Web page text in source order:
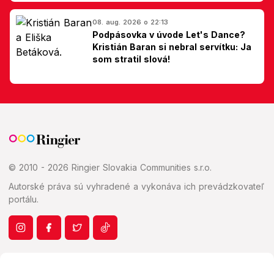
08. aug. 2026 o 22:13
Podpásovka v úvode Let's Dance?
Kristián Baran si nebral servítku: Ja
som stratil slová!
© 2010 - 2026 Ringier Slovakia Communities s.r.o.
Autorské práva sú vyhradené a vykonáva ich prevádzkovateľ
portálu.